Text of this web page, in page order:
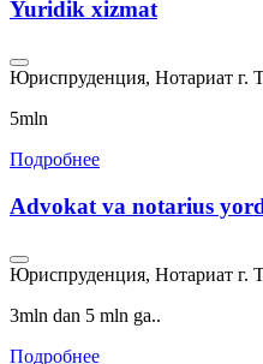
Yuridik xizmat
Юриспруденция, Нотариат г.
5mln
Подробнее
Advokat va notarius
Юриспруденция, Нотариат г.
3mln dan 5 mln ga..
Подробнее